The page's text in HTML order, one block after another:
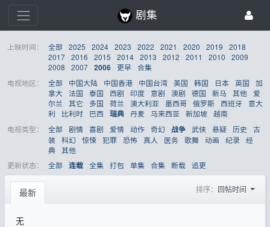
剧集
上映时间： 全部 2025 2024 2023 2022 2021 2020 2019
2018
2017 2016 2015 2014 2013 2012 2011 2010
2009
2008
2007 2006 更早 合集
电视地区：
全部 中国大陆 中国香港 中国台湾 美国 韩国 日本 英国
加
拿大 法国 泰国 西剧 印度 意剧 澳剧 德国 新马 其他
爱
尔兰
其它 多国 荷兰 澳大利亚 墨西哥 俄罗斯 西班牙
意大
利
比利时 巴西 瑞典 丹麦 马来西亚 新加坡 越南
电视类型：
全部 剧情 喜剧 爱情 动作 奇幻 战争 武侠 悬疑 历史
古
装 科幻 惊悚 犯罪 恐怖 真人 医务 歌舞 动画 纪录 经
典 其他
更新状态：
全部 连载 全集 打包 单集 合集 断载 追更
最新 排序： 回帖时间
无